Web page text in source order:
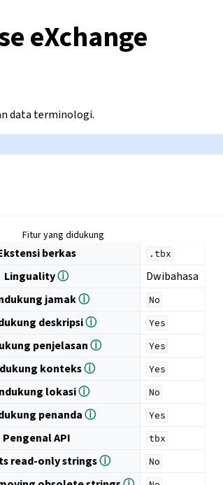
eXchange
data terminologi.
Fitur yang didukung
berkas .tbx
Lingualityⓘ
Dwibahasa
jamakⓘ No
deskripsiⓘ Yes
penjelasanⓘ Yes
konteksⓘ Yes
lokasiⓘ No
penandaⓘ Yes
Pengenal API tbx
read-only stringsⓘ No